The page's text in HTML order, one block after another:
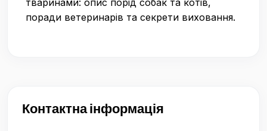
тваринами: опис порід собак та котів,
поради ветеринарів та секрети виховання.
Контактна інформація